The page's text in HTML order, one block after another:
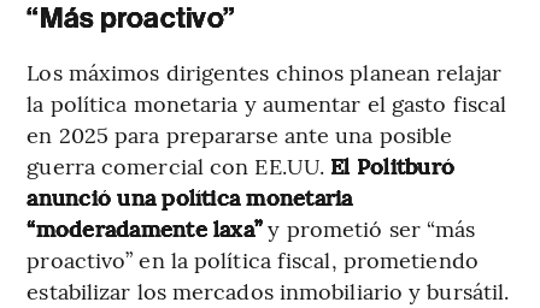
“Más proactivo”
Los máximos dirigentes chinos planean relajar
la política monetaria y aumentar el gasto fiscal
en 2025 para prepararse ante una posible
guerra comercial con EE.UU. El Politburó
anunció una política monetaria
“moderadamente laxa”y prometió ser “más
proactivo” en la política fiscal, prometiendo
estabilizar los mercados inmobiliario y bursátil.